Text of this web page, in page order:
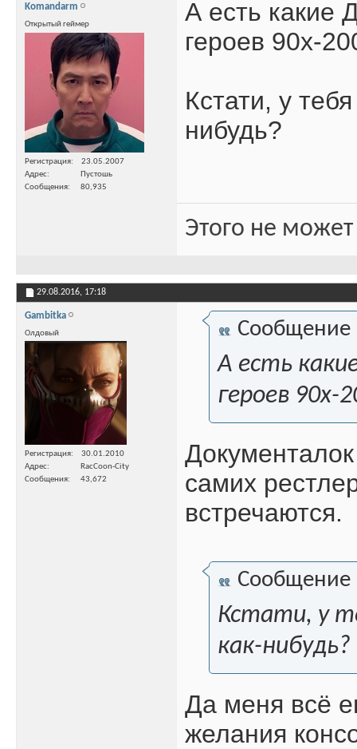
Komandarm
Открытый геймер
Регистрация
23.05.2007
Адрес
Пустошь
Сообщения
80,935
А есть какие
героев 90х-
Кстати, у
нибудь?
Этого не
29.08.2016, 17:18
Gambitka
Олдовый
Регистрация
30.01.2010
Адрес
RacCoon-City
Сообщения
43,672
Сообщение
А есть
героев 90х-
самих
встречаются.
Сообщение
Кстати, у
как-нибудь?
Да меня всё
желания